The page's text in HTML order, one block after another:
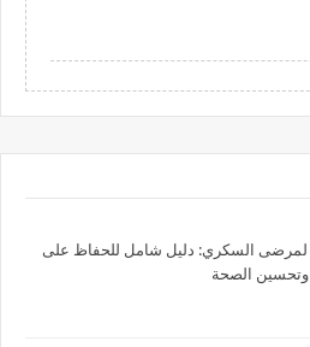
لمرضى السكري: دليل شامل للحفاظ على
الصحة